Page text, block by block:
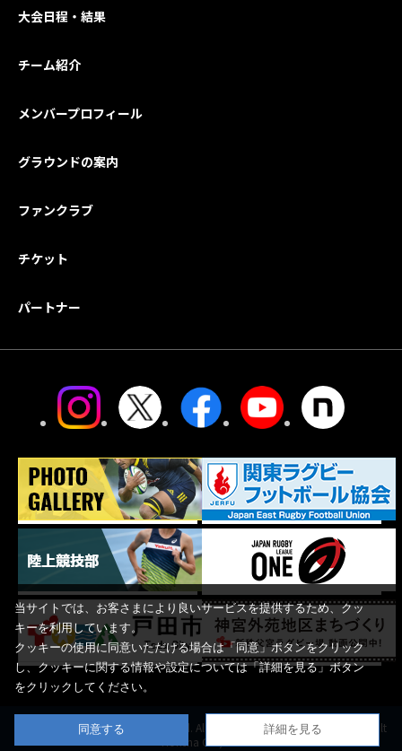
大会日程・結果
チーム紹介
メンバープロフィール
グラウンドの案内
ファンクラブ
チケット
パートナー
Copyright © Yakult Honsha Co.,Ltd. All Rights Reserved.Produced by Yakult
Honsha Co.,Ltd.
当サイトでは、お客さまにより良いサービスを提供するため、クッ
キーを利用しています。
クッキーの使用に同意いただける場合は「同意」ボタンをクリック
し、クッキーに関する情報や設定については「詳細を見る」ボタン
をクリックしてください。
同意する 詳細を見る